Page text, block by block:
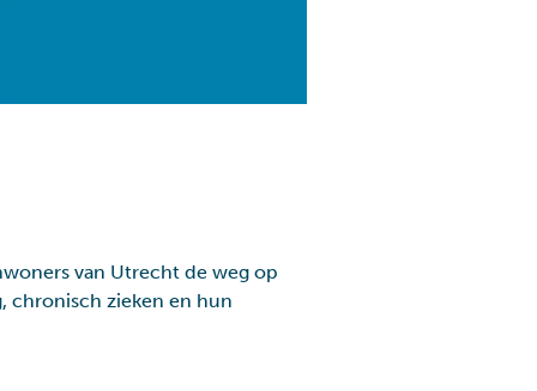
van Utrecht de weg op
chronisch zieken en hun